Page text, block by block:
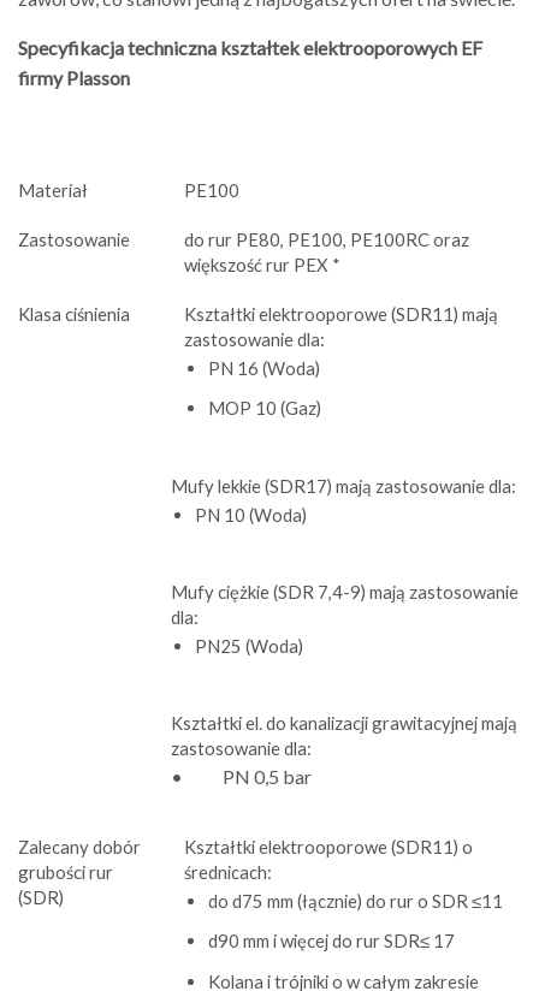
Specyfikacja techniczna kształtek elektrooporowych EF
firmy Plasson
Materiał PE100
Zastosowanie
do rur PE80, PE100, PE100RC oraz
większość rur PEX *
Klasa ciśnienia
Kształtki elektrooporowe (SDR11) mają
zastosowanie dla:
PN 16 (Woda)
MOP 10 (Gaz)
Mufy lekkie (SDR17) mają zastosowanie dla:
PN 10 (Woda)
Mufy ciężkie (SDR 7,4-9) mają zastosowanie
dla:
PN25 (Woda)
Kształtki el. do kanalizacji grawitacyjnej mają
zastosowanie dla:
• PN 0,5 bar
Zalecany dobór
grubości rur
(SDR)
Kształtki elektrooporowe (SDR11) o
średnicach:
do d75 mm (łącznie) do rur o SDR ≤11
d90 mm i więcej do rur SDR≤ 17
Kolana i trójniki o w całym zakresie